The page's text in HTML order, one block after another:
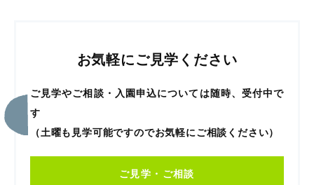
お気軽にご見学ください
ご見学やご相談・入園申込については随時、受付中で
す
（土曜も見学可能ですのでお気軽にご相談ください）
ご見学・ご相談